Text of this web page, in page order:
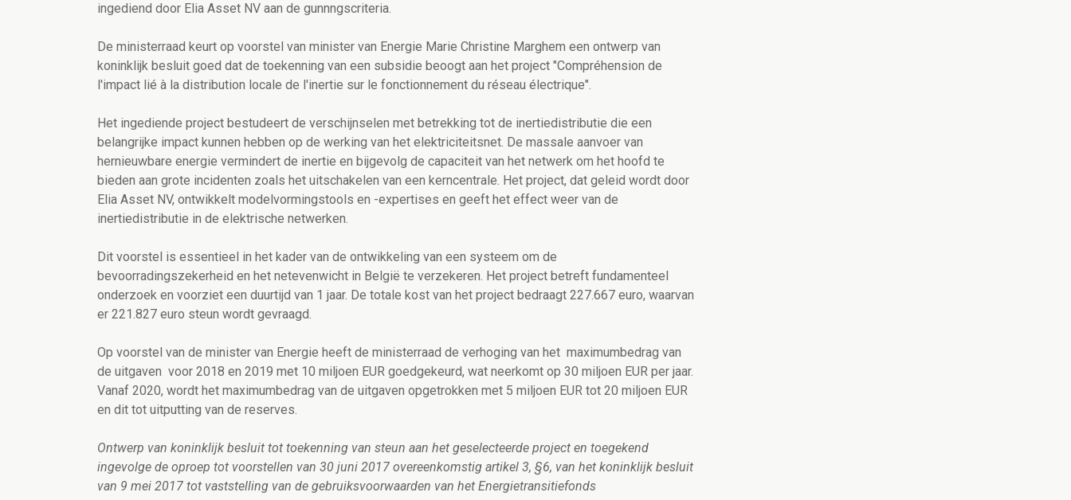
ingediend door Elia Asset NV aan de gunnngscriteria.
De ministerraad keurt op voorstel van minister van Energie Marie Christine Marghem een ontwerp van
koninklijk besluit goed dat de toekenning van een subsidie beoogt aan het project "Compréhension de
l'impact lié à la distribution locale de l'inertie sur le fonctionnement du réseau électrique".
Het ingediende project bestudeert de verschijnselen met betrekking tot de inertiedistributie die een
belangrijke impact kunnen hebben op de werking van het elektriciteitsnet. De massale aanvoer van
hernieuwbare energie vermindert de inertie en bijgevolg de capaciteit van het netwerk om het hoofd te
bieden aan grote incidenten zoals het uitschakelen van een kerncentrale. Het project, dat geleid wordt door
Elia Asset NV, ontwikkelt modelvormingstools en -expertises en geeft het effect weer van de
inertiedistributie in de elektrische netwerken.
Dit voorstel is essentieel in het kader van de ontwikkeling van een systeem om de
bevoorradingszekerheid en het netevenwicht in België te verzekeren. Het project betreft fundamenteel
onderzoek en voorziet een duurtijd van 1 jaar. De totale kost van het project bedraagt 227.667 euro, waarvan
er 221.827 euro steun wordt gevraagd.
Op voorstel van de minister van Energie heeft de ministerraad de verhoging van het maximumbedrag van
de uitgaven voor 2018 en 2019 met 10 miljoen EUR goedgekeurd, wat neerkomt op 30 miljoen EUR per jaar.
Vanaf 2020, wordt het maximumbedrag van de uitgaven opgetrokken met 5 miljoen EUR tot 20 miljoen EUR
en dit tot uitputting van de reserves.
Ontwerp van koninklijk besluit tot toekenning van steun aan het geselecteerde project en toegekend
ingevolge de oproep tot voorstellen van 30 juni 2017 overeenkomstig artikel 3, §6, van het koninklijk besluit
van 9 mei 2017 tot vaststelling van de gebruiksvoorwaarden van het Energietransitiefonds